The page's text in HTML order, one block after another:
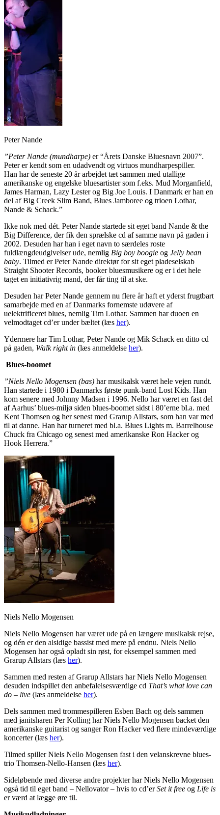
Peter Nande
”Peter Nande (mundharpe) er “Årets Danske Bluesnavn 2007”.
Peter er kendt som en udadvendt og virtuos mundharpespiller.
Han har de seneste 20 år arbejdet tæt sammen med utallige
amerikanske og engelske bluesartister som f.eks. Mud Morganfield,
James Harman, Lazy Lester og Big Joe Louis. I Danmark er han en
del af Big Creek Slim Band, Blues Jamboree og trioen Lothar,
Nande & Schack.”
Ikke nok med dét. Peter Nande startede sit eget band Nande & the
Big Difference, der fik den sprælske cd af samme navn på gaden i
2002. Desuden har han i eget navn to særdeles roste
fuldlængdeudgivelser ude, nemlig Big boy boogie og Jelly bean
baby. Tilmed er Peter Nande direktør for sit eget pladeselskab
Straight Shooter Records, booker bluesmusikere og er i det hele
taget en initiativrig mand, der får ting til at ske.
Desuden har Peter Nande gennem nu flere år haft et yderst frugtbart
samarbejde med en af Danmarks fornemste udøvere af
uelektrificeret blues, nemlig Tim Lothar. Sammen har duoen en
velmodtaget cd’er under bæltet (læs her).
Ydermere har Tim Lothar, Peter Nande og Mik Schack en ditto cd
på gaden, Walk right in (læs anmeldelse her).
Blues-boomet
”Niels Nello Mogensen (bas) har musikalsk været hele vejen rundt.
Han startede i 1980 i Danmarks første punk-band Lost Kids. Han
kom senere med Johnny Madsen i 1996. Nello har været en fast del
af Aarhus’ blues-miljø siden blues-boomet sidst i 80’erne bl.a. med
Kent Thomsen og her senest med Grarup Allstars, som han var med
til at danne. Han har turneret med bl.a. Blues Lights m. Barrelhouse
Chuck fra Chicago og senest med amerikanske Ron Hacker og
Hook Herrera.”
Niels Nello Mogensen
Niels Nello Mogensen har været ude på en længere musikalsk rejse,
og dén er den alsidige bassist med mere på endnu. Niels Nello
Mogensen har også opladt sin røst, for eksempel sammen med
Grarup Allstars (læs her).
Sammen med resten af Grarup Allstars har Niels Nello Mogensen
desuden indspillet den anbefalelsesværdige cd That’s what love can
do – live (læs anmeldelse her).
Dels sammen med trommespilleren Esben Bach og dels sammen
med janitsharen Per Kolling har Niels Nello Mogensen backet den
amerikanske guitarist og sanger Ron Hacker ved flere mindeværdige
koncerter (læs her).
Tilmed spiller Niels Nello Mogensen fast i den velanskrevne blues-
trio Thomsen-Nello-Hansen (læs her).
Sideløbende med diverse andre projekter har Niels Nello Mogensen
også tid til eget band – Nellovator – hvis to cd’erSet it free og Life is
er værd at lægge øre til.